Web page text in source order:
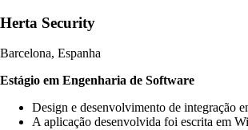
Herta Security
Barcelona, Espanha
Estágio em Engenharia de Software
Design e desenvolvimento de integração
A aplicação desenvolvida foi escrita em